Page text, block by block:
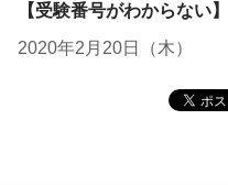
【受験番号がわからない】
2020年2月20日（木）